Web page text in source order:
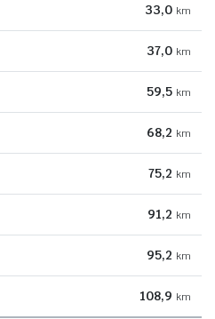
33,0 km
37,0 km
59,5 km
68,2 km
75,2 km
91,2 km
95,2 km
108,9 km